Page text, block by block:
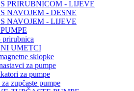
PRIRUBNICOM - LIJEVE
NAVOJEM - DESNE
NAVOJEM - LIJEVE
prirubnica
UMETCI
sklopke
za pumpe
za pumpe
zupčaste pumpe